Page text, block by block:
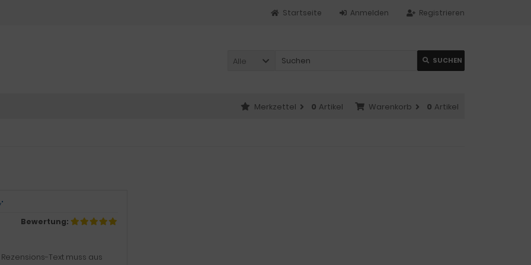
Registrieren
Anmelden
Startseite
Alle SUCHEN
Warenkorb 0 Artikel
Merkzettel 0 Artikel
Bewertung:
Text muss aus